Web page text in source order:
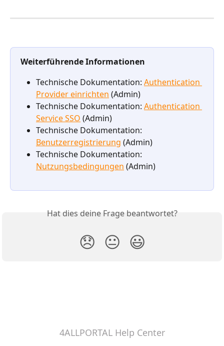
Weiterführende Informationen
Technische Dokumentation: Authentication
Provider einrichten (Admin)
Technische Dokumentation: Authentication
Service SSO (Admin)
Technische Dokumentation:
Benutzerregistrierung (Admin)
Technische Dokumentation:
Nutzungsbedingungen (Admin)
Hat dies deine Frage beantwortet?
😞 😐 😃
4ALLPORTAL Help Center